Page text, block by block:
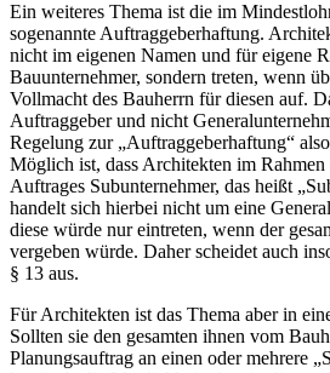
Ein weiteres Thema ist die im
sogenannte Auftraggeberhaftung.
nicht im eigenen Namen und für eigene
Bauunternehmer, sondern treten, wenn
Vollmacht des Bauherrn für diesen auf.
Auftraggeber und nicht
Regelung zur „Auftraggeberhaftung“
Möglich ist, dass Architekten im Rahmen
Auftrages Subunternehmer, das heißt
handelt sich hierbei nicht um eine
diese würde nur eintreten, wenn der
vergeben würde. Daher scheidet auch
§ 13 aus.
Für Architekten ist das Thema aber in
Sollten sie den gesamten ihnen vom
Planungsauftrag an einen oder mehrere